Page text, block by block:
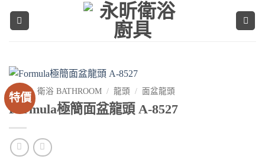
特價
首頁 / 衛浴 BATHROOM / 龍頭 / 面盆龍頭
Formula極簡面盆龍頭 A-8527